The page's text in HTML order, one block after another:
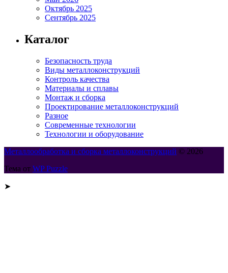
Октябрь 2025
Сентябрь 2025
Каталог
Безопасность труда
Виды металлоконструкций
Контроль качества
Материалы и сплавы
Монтаж и сборка
Проектирование металлоконструкций
Разное
Современные технологии
Технологии и оборудование
Металлообработка и сборка металлоконструкций © 2026
Тема от WP Puzzle
➤